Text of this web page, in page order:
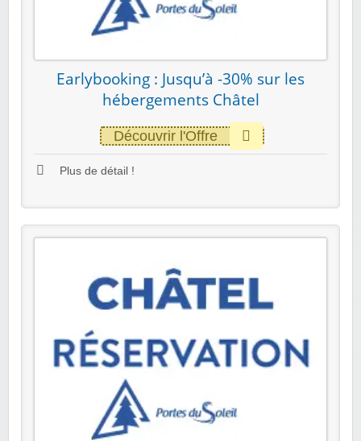
Earlybooking : Jusqu’à -30% sur les
hébergements Châtel
Découvrir l'Offre
Plus de détail !